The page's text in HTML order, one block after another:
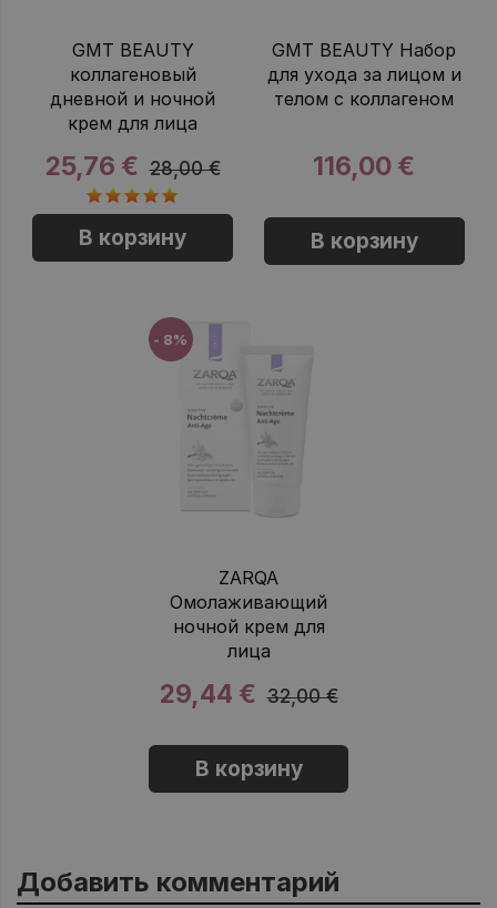
GMT BEAUTY
коллагеновый
дневной и ночной
крем для лица
25,76 € 28,00 €
В корзину
GMT BEAUTY Набор
для ухода за лицом и
телом с коллагеном
116,00 €
В корзину
ZARQA
Омолаживающий
ночной крем для
лица
29,44 € 32,00 €
В корзину
- 8%
Добавить комментарий